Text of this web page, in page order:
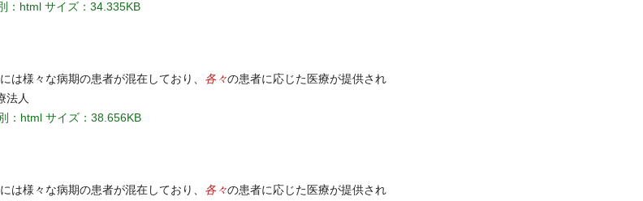
：html サイズ：34.335KB
は様々な病期の患者が混在しており、 各々の患者に応じた医療が提供され
法人
：html サイズ：38.656KB
は様々な病期の患者が混在しており、 各々の患者に応じた医療が提供され